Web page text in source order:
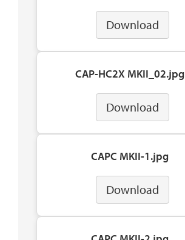
Download
CAP-HC2X MKII_02.jpg
Download
CAPC MKII-1.jpg
Download